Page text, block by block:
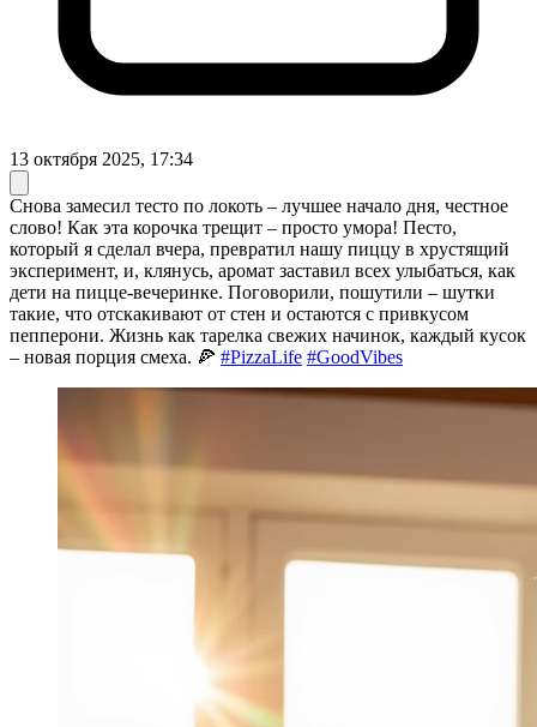
13 октября 2025, 17:34
Снова замесил тесто по локоть – лучшее начало дня, честное
слово! Как эта корочка трещит – просто умора! Песто,
который я сделал вчера, превратил нашу пиццу в хрустящий
эксперимент, и, клянусь, аромат заставил всех улыбаться, как
дети на пицце-вечеринке. Поговорили, пошутили – шутки
такие, что отскакивают от стен и остаются с привкусом
пепперони. Жизнь как тарелка свежих начинок, каждый кусок
– новая порция смеха. 🍕 #PizzaLife #GoodVibes